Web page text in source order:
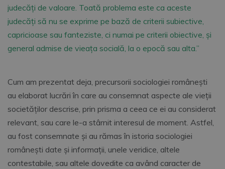
judecăți de valoare. Toată problema este ca aceste
judecăți să nu se exprime pe bază de criterii subiective,
capricioase sau fanteziste, ci numai pe criterii obiective, și
general admise de vieața socială, la o epocă sau alta.”
Cum am prezentat deja, precursorii sociologiei româneşti
au elaborat lucrări în care au consemnat aspecte ale vieţii
societăţilor descrise, prin prisma a ceea ce ei au considerat
relevant, sau care le-a stârnit interesul de moment. Astfel,
au fost consemnate şi au rămas în istoria sociologiei
româneşti date şi informaţii, unele veridice, altele
contestabile, sau altele dovedite ca având caracter de